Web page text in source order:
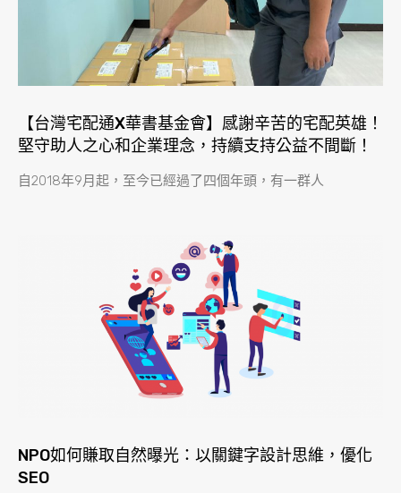
【台灣宅配通X華書基金會】感謝辛苦的宅配英雄！
堅守助人之心和企業理念，持續支持公益不間斷！
自2018年9月起，至今已經過了四個年頭，有一群人
NPO如何賺取自然曝光：以關鍵字設計思維，優化
SEO